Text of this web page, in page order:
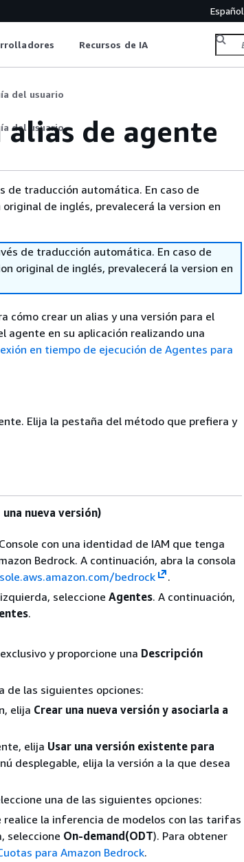
Español
Recursos de IA
del usuario
del usuario
alias de agente
de traducción automática. En caso de
de inglés, prevalecerá la version en
de traducción automática. En caso de
original de inglés, prevalecerá la version en
cómo crear un alias y una versión para el
agente en su aplicación realizando una
en tiempo de ejecución de Agentes para
Elija la pestaña del método que prefiera y
nueva versión)
con una identidad de IAM que tenga
Bedrock. A continuación, abra la consola
bedrock
.
seleccione Agentes. A continuación,
.
exclusivo y proporcione una Descripción
de las siguientes opciones:
elija Crear una nueva versión y asociarla a
elija Usar una versión existente para
desplegable, elija la versión a la que desea
una de las siguientes opciones:
la inferencia de modelos con las tarifas
seleccione On-demand(ODT). Para obtener
para Amazon Bedrock.